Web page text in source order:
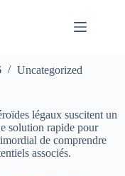
Uncategorized
légaux suscitent un
solution rapide pour
de comprendre
associés.